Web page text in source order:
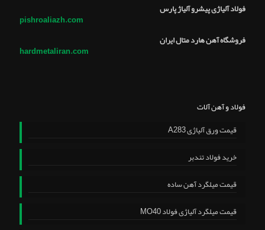
فولاد آلیاژی پیشرو آلیاژ پارس
pishroaliazh.com
فروشگاه آهن هارد متال ایران
hardmetaliran.com
فولاد و آهن آلات
قیمت ورق آلیاژی A283
خرید فولاد تندبر
قیمت میلگرد آهن ساده
قیمت میلگرد آلیاژی فولاد MO40